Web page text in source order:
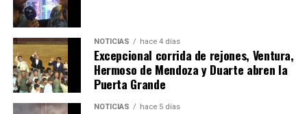
4º DÍA DE LAS FIESTAS COLOMBINAS 2026
NOTICIAS hace 4 días
Excepcional corrida de rejones, Ventura,
Hermoso de Mendoza y Duarte abren la
Puerta Grande
NOTICIAS hace 5 días